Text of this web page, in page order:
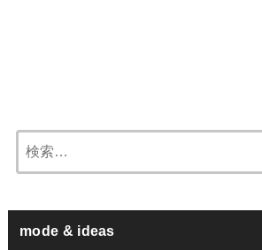
索:
mode & ideas